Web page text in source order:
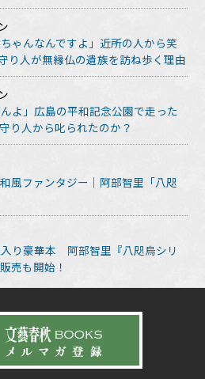
ゃんなんですよ」近所の人から笑
り人が無縁仏の遺族を訪ね歩く理由
よ」広島の平和記念公園で走った
り人から叱られたのか？
風ファンタジー｜阿部智里「八咫
り豪華本 阿部智里『八咫烏シリ
売も開始！